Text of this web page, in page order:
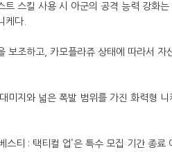
트 스킬 사용 시 아군의 공격 능력 강화
케다.
보조하고, 카모플라쥬 상태에 따라서 자
미지와 넓은 폭발 범위를 가진 화력형
베스티 : 택티컬 업’은 특수 모집 기간 종